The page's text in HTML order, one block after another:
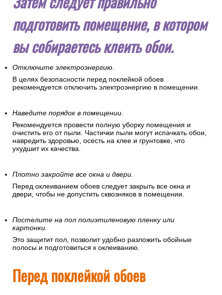
подготовить помещение, в котором
вы собираетесь клеить обои.
Отключите электроэнергию.
В целях безопасности перед поклейкой обоев
рекомендуется отключить электроэнергию в помещении.
Наведите порядок в помещении.
Рекомендуется провести полную уборку помещения и
очистить его от пыли. Частички пыли могут испачкать обои,
навредить здоровью, осесть на клее и грунтовке, что
ухудшит их качества.
Плотно закройте все окна и двери.
Перед оклеиванием обоев следует закрыть все окна и
двери, чтобы не допустить сквозняков в помещении.
Постелите на пол полиэтиленовую пленку или
картонки.
Это защитит пол, позволит удобно разложить обойные
полосы и подготовиться к оклеиванию.
Перед поклейкой обоев